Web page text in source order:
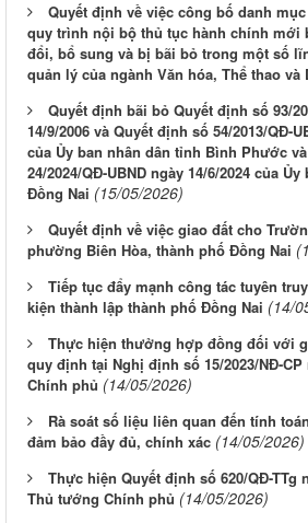
Quyết định về việc công bố danh
quy trình nội bộ thủ tục hành chính mới
đổi, bổ sung và bị bãi bỏ trong một số
quản lý của ngành Văn hóa, Thể thao và
Quyết định bãi bỏ Quyết định số 93/
14/9/2006 và Quyết định số 54/2013/QĐ-
của Ủy ban nhân dân tỉnh Bình Phước
24/2024/QĐ-UBND ngày 14/6/2024 của
Đồng Nai (15/05/2026)
Quyết định về việc giao đất cho
phường Biên Hòa, thành phố Đồng Nai
Tiếp tục đẩy mạnh công tác tuyên
kiện thành lập thành phố Đồng Nai (14/
Thực hiện thưởng hợp đồng đối với
quy định tại Nghị định số 15/2023/NĐ-CP
Chính phủ (14/05/2026)
Rà soát số liệu liên quan đến tính
đảm bảo đầy đủ, chính xác (14/05/2026)
Thực hiện Quyết định số 620/QĐ-TTg
Thủ tướng Chính phủ (14/05/2026)